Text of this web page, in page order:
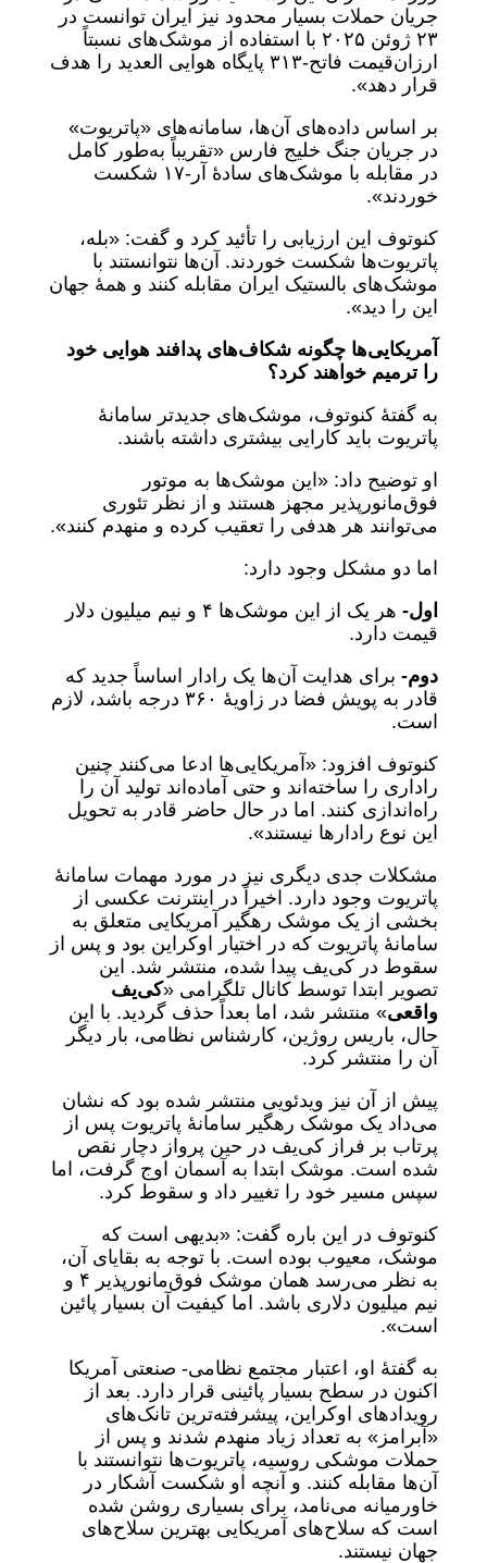
جریان حملات بسیار محدود نیز ایران توانست در
۲۳ ژوئن ۲۰۲۵ با استفاده از موشک‌های نسبتاً
ارزان‌قیمت فاتح-۳۱۳ پایگاه هوایی العدید را هدف
قرار دهد».
بر اساس داده‌های آن‌ها، سامانه‌های «پاتریوت»
در جریان جنگ خلیج فارس «تقریباً به‌طور کامل
در مقابله با موشک‌های سادۀ آر-۱۷ شکست
خوردند».
کنوتوف این ارزیابی را تأئید کرد و گفت: «بله،
پاتریوت‌ها شکست خوردند. آن‌ها نتوانستند با
موشک‌های بالستیک ایران مقابله کنند و همۀ جهان
این را دید».
آمریکایی‌ها چگونه شکاف‌های پدافند هوایی خود
را ترمیم خواهند کرد؟
به گفتۀ کنوتوف، موشک‌های جدیدتر سامانۀ
پاتریوت باید کارایی بیشتری داشته باشند.
او توضیح داد: «این موشک‌ها به موتور
فوق‌مانورپذیر مجهز هستند و از نظر تئوری
می‌توانند هر هدفی را تعقیب کرده و منهدم کنند».
اما دو مشکل وجود دارد:
اول-
هر یک از این موشک‌ها ۴ و نیم میلیون دلار
قیمت دارد.
دوم-برای هدایت آن‌ها یک رادار اساساً جدید که
قادر به پویش فضا در زاویۀ ۳۶۰ درجه باشد، لازم
است.
کنوتوف افزود: «آمریکایی‌ها ادعا می‌کنند چنین
راداری را ساخته‌اند و حتی آماده‌اند تولید آن را
راه‌اندازی کنند. اما در حال حاضر قادر به تحویل
این نوع رادارها نیستند».
مشکلات جدی دیگری نیز در مورد مهمات سامانۀ
پاتریوت وجود دارد. اخیراً در اینترنت عکسی از
بخشی از یک موشک رهگیر آمریکایی متعلق به
سامانۀ پاتریوت که در اختیار اوکراین بود و پس از
سقوط در کی‌یف پیدا شده، منتشر شد. این
تصویر ابتدا توسط کانال تلگرامی «کی‌یف
واقعی» منتشر شد، اما بعداً حذف گردید. با این
حال، باریس روژین، کارشناس نظامی، بار دیگر
آن را منتشر کرد.
پیش از آن نیز ویدئویی منتشر شده بود که نشان
می‌داد یک موشک رهگیر سامانۀ پاتریوت پس از
پرتاب بر فراز کی‌یف در حین پرواز دچار نقص
شده است. موشک ابتدا به آسمان اوج گرفت، اما
سپس مسیر خود را تغییر داد و سقوط کرد.
کنوتوف در این باره گفت: «بدیهی است که
موشک، معیوب بوده است. با توجه به بقایای آن،
به نظر می‌رسد همان موشک فوق‌مانورپذیر ۴ و
نیم میلیون دلاری باشد. اما کیفیت آن بسیار پائین
است».
به گفتۀ او، اعتبار مجتمع نظامی- صنعتی آمریکا
اکنون در سطح بسیار پائینی قرار دارد. بعد از
رویدادهای اوکراین، پیشرفته‌ترین تانک‌های
«آبرامز» به تعداد زیاد منهدم شدند و پس از
حملات موشکی روسیه، پاتریوت‌ها نتوانستند با
آن‌ها مقابله کنند. و آنچه او شکست آشکار در
خاورمیانه می‌نامد، برای بسیاری روشن شده
است که سلاح‌های آمریکایی بهترین سلاح‌های
جهان نیستند.